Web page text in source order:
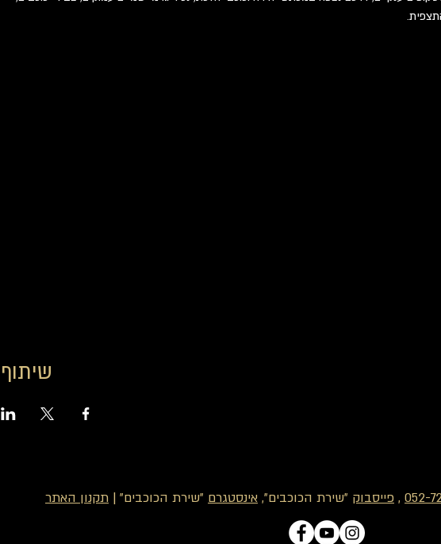
שיתוף
052-
, פייסבוק "שירת הכוכבים", אינסטגרם "שירת הכוכבים" | תקנון האתר